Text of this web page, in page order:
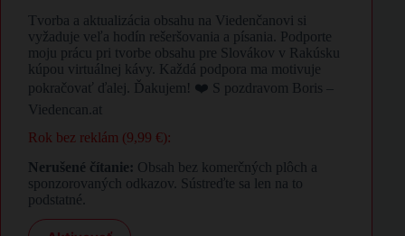
Tvorba a aktualizácia obsahu na Viedenčanovi si
vyžaduje veľa hodín rešeršovania a písania. Podporte
moju prácu pri tvorbe obsahu pre Slovákov v Rakúsku
kúpou virtuálnej kávy. Každá podpora ma motivuje
pokračovať ďalej. Ďakujem! ❤️ S pozdravom Boris –
Viedencan.at
Rok bez reklám (9,99 €):
Nerušené čítanie: Obsah bez komerčných plôch a
sponzorovaných odkazov. Sústreďte sa len na to
podstatné.